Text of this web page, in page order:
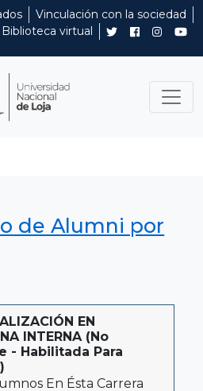
Vinculación con la sociedad
Biblioteca virtual
de Alumni por
EN
INTERNA (No
- Habilitada Para
En Ésta Carrera